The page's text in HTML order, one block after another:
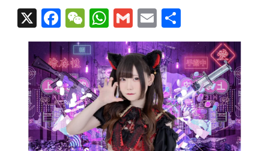
X Facebook
WeChat
WhatsApp
GmailEmail
有